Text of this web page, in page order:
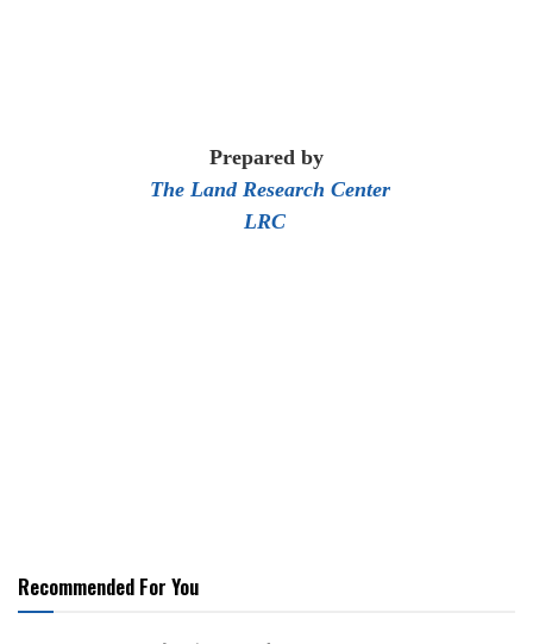
Prepared by
The Land Research Center
LRC
Recommended For You